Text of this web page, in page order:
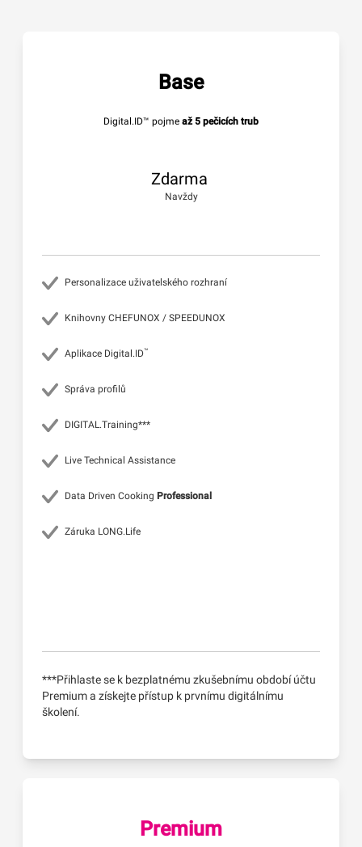
Base
Digital.ID™ pojme až 5 pečicích trub
Zdarma
Navždy
Personalizace uživatelského rozhraní
Knihovny CHEFUNOX / SPEEDUNOX
Aplikace Digital.ID™
Správa profilů
DIGITAL.Training***
Live Technical Assistance
Data Driven Cooking Professional
Záruka LONG.Life
***Přihlaste se k bezplatnému zkušebnímu období účtu
Premium a získejte přístup k prvnímu digitálnímu
školení.
Premium